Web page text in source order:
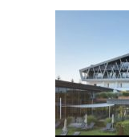
The Open